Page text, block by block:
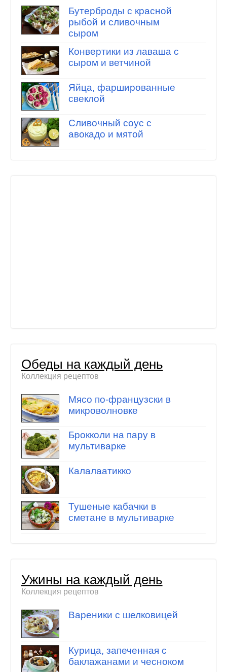
Бутерброды с красной
рыбой и сливочным
сыром
Конвертики из лаваша с
сыром и ветчиной
Яйца, фаршированные
свеклой
Сливочный соус с
авокадо и мятой
Обеды на каждый день
Коллекция рецептов
Мясо по-французски в
микроволновке
Брокколи на пару в
мультиварке
Калалаатикко
Тушеные кабачки в
сметане в мультиварке
Ужины на каждый день
Коллекция рецептов
Вареники с шелковицей
Курица, запеченная с
баклажанами и чесноком